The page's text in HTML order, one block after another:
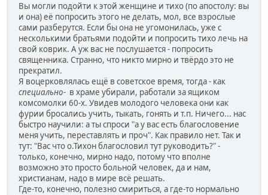
Вы могли подойти к этой женщине и тихо (по апостолу: вы
и она) её попросить этого не делать, мол, все взрослые
сами разберутся. Если бы она не угомонилась, уже с
несколькими братьями подойти и попросить тихо лечь на
свой коврик. А уж вас не послушается - попросить
священника. Странно, что никто мирно и твёрдо это не
прекратил.
Я воцерковлялась ещё в советское время, тогда - как
специально- в храме убирали, работали за ящиком
комсомолки 60-х. Увидев молодого человека они как
фурии бросались учить, тыкать, гонять и т.п. Ничего... нас
быстро научили: а ты спроси "а у вас есть благословение
меня учить, переставлять и проч". Как правило нет. Так и
тут: "Вас что о.Тихон благословил тут руководить?" -
только, конечно, мирно надо, потому что вполне
возможно это просто больной человек, да и нам,
христианам, надо в мире всё решать.
Где-то, конечно, полезно смириться, а где-то нормально